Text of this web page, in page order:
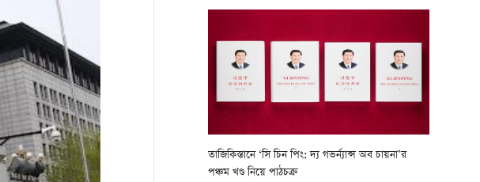
তাজিকিস্তানে ‘সি চিন পিং: দ্য গভর্ন্যান্স অব চায়না’র
পঞ্চম খণ্ড নিয়ে পাঠচক্র